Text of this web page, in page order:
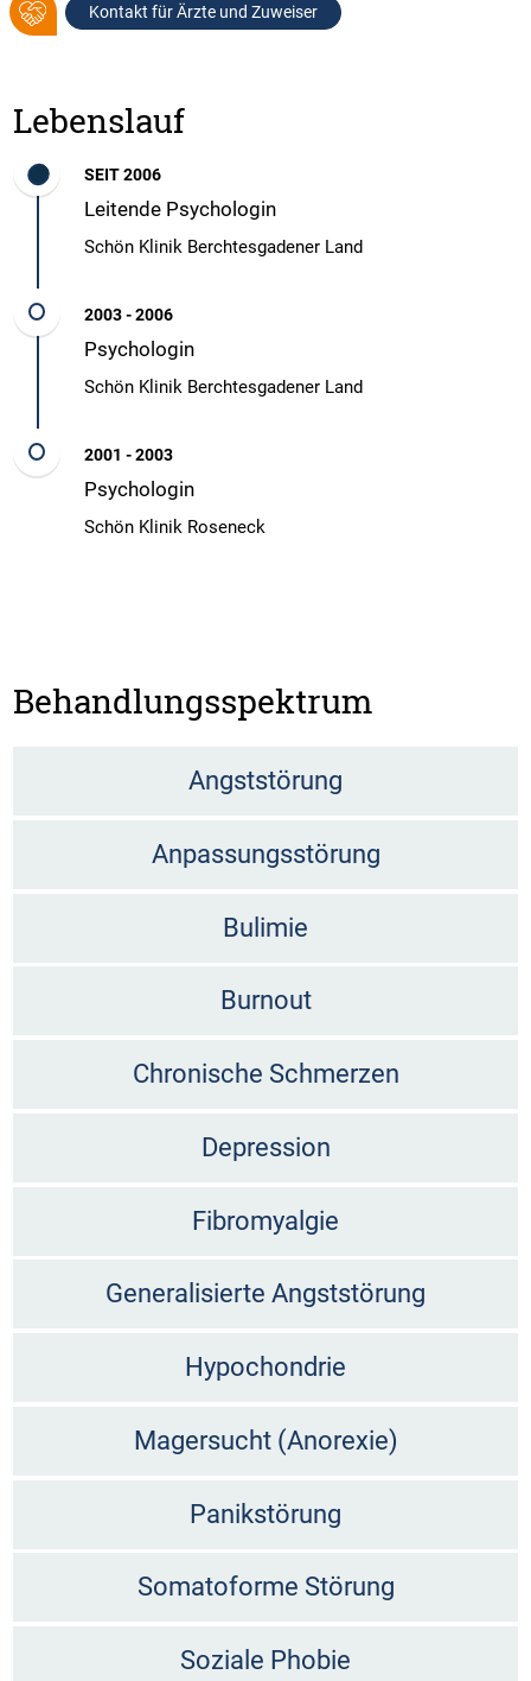
Kontakt für Ärzte und Zuweiser
Lebenslauf
SEIT 2006
Leitende Psychologin
Schön Klinik Berchtesgadener Land
2003 - 2006
Psychologin
Schön Klinik Berchtesgadener Land
2001 - 2003
Psychologin
Schön Klinik Roseneck
Behandlungsspektrum
Angststörung
Anpassungsstörung
Bulimie
Burnout
Chronische Schmerzen
Depression
Fibromyalgie
Generalisierte Angststörung
Hypochondrie
Magersucht (Anorexie)
Panikstörung
Somatoforme Störung
Soziale Phobie